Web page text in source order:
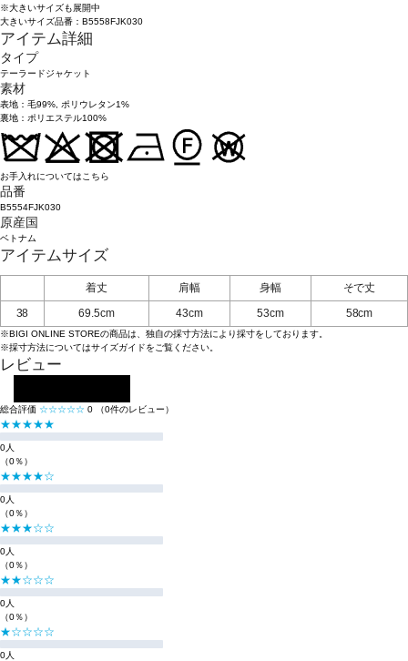
※大きいサイズも展開中
大きいサイズ品番：B5558FJK030
アイテム詳細
タイプ
テーラードジャケット
素材
表地：毛99%, ポリウレタン1%
裏地：ポリエステル100%
お手入れについてはこちら
品番
B5554FJK030
原産国
ベトナム
アイテムサイズ
着丈 肩幅 身幅
そで丈
38
69.5cm 43cm 53cm 58cm
※BIGI ONLINE STOREの商品は、独自の採寸方法により採寸をしております。
※採寸方法についてはサイズガイドをご覧ください。
レビュー
総合評価 ☆☆☆☆☆ 0 （0件のレビュー）
★★★★★
0人
（0％）
★★★★☆
0人
（0％）
★★★☆☆
0人
（0％）
★★☆☆☆
0人
（0％）
★☆☆☆☆
0人